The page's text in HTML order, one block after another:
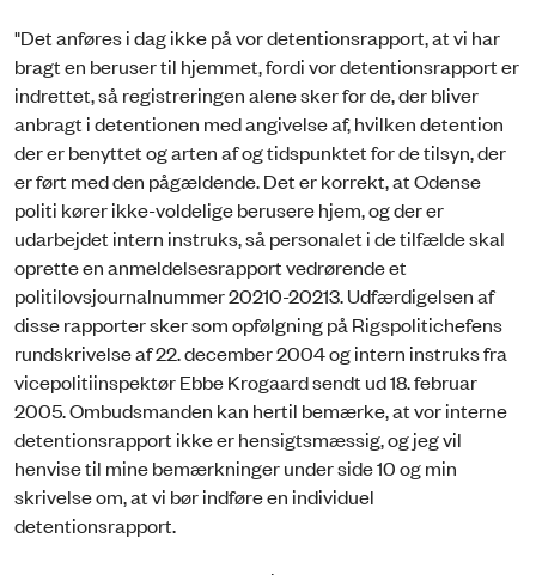
"Det anføres i dag ikke på vor detentionsrapport, at vi har
bragt en beruser til hjemmet, fordi vor detentionsrapport er
indrettet, så registreringen alene sker for de, der bliver
anbragt i detentionen med angivelse af, hvilken detention
der er benyttet og arten af og tidspunktet for de tilsyn, der
er ført med den pågældende. Det er korrekt, at Odense
politi kører ikke-voldelige berusere hjem, og der er
udarbejdet intern instruks, så personalet i de tilfælde skal
oprette en anmeldelsesrapport vedrørende et
politilovsjournalnummer 20210-20213. Udfærdigelsen af
disse rapporter sker som opfølgning på Rigspolitichefens
rundskrivelse af 22. december 2004 og intern instruks fra
vicepolitiinspektør Ebbe Krogaard sendt ud 18. februar
2005. Ombudsmanden kan hertil bemærke, at vor interne
detentionsrapport ikke er hensigtsmæssig, og jeg vil
henvise til mine bemærkninger under side 10 og min
skrivelse om, at vi bør indføre en individuel
detentionsrapport.